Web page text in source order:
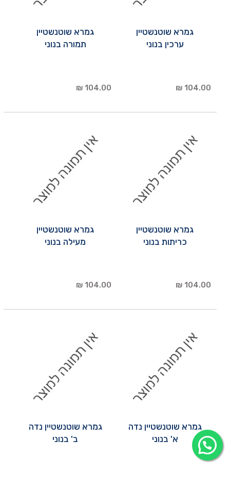
גמרא שוטנשטיין
ערכין בנוני
104.00 ₪
גמרא שוטנשטיין
תמורה בנוני
104.00 ₪
גמרא שוטנשטיין
כריתות בנוני
104.00 ₪
גמרא שוטנשטיין
מעילה בנוני
104.00 ₪
גמרא שוטנשטיין נדה
א' בנוני
גמרא שוטנשטיין נדה
ב' בנוני